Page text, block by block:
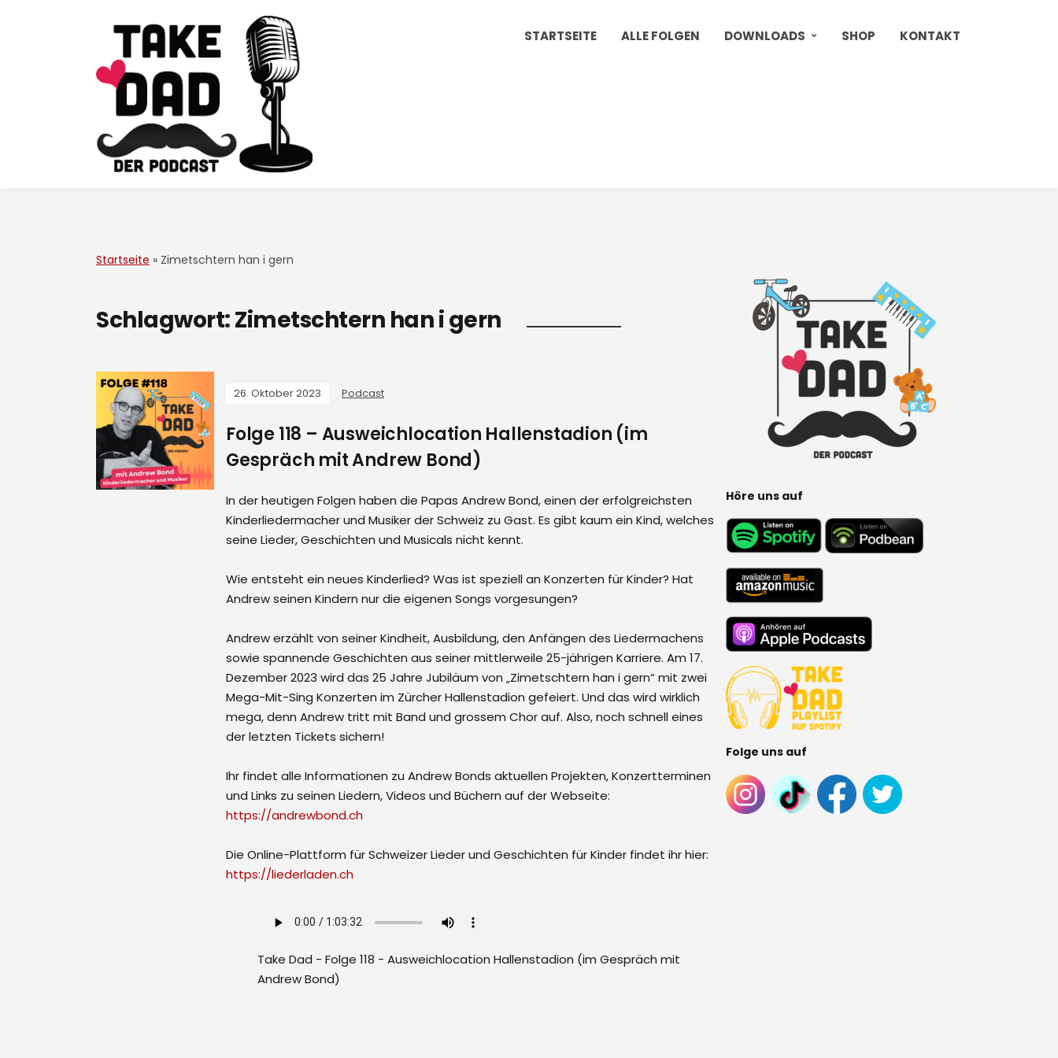
STARTSEITE ALLE FOLGEN DOWNLOADS SHOP KONTAKT
Startseite » Zimetschtern han i gern
Schlagwort:Zimetschtern han i gern
26. Oktober 2023 Podcast
Folge 118 – Ausweichlocation Hallenstadion (im
Gespräch mit Andrew Bond)
In der heutigen Folgen haben die Papas Andrew Bond, einen der erfolgreichsten
Kinderliedermacher und Musiker der Schweiz zu Gast. Es gibt kaum ein Kind, welches
seine Lieder, Geschichten und Musicals nicht kennt.
Wie entsteht ein neues Kinderlied? Was ist speziell an Konzerten für Kinder? Hat
Andrew seinen Kindern nur die eigenen Songs vorgesungen?
Andrew erzählt von seiner Kindheit, Ausbildung, den Anfängen des Liedermachens
sowie spannende Geschichten aus seiner mittlerweile 25-jährigen Karriere. Am 17.
Dezember 2023 wird das 25 Jahre Jubiläum von „Zimetschtern han i gern“ mit zwei
Mega-Mit-Sing Konzerten im Zürcher Hallenstadion gefeiert. Und das wird wirklich
mega, denn Andrew tritt mit Band und grossem Chor auf. Also, noch schnell eines
der letzten Tickets sichern!
Ihr findet alle Informationen zu Andrew Bonds aktuellen Projekten, Konzertterminen
und Links zu seinen Liedern, Videos und Büchern auf der Webseite:
https://andrewbond.ch
Die Online-Plattform für Schweizer Lieder und Geschichten für Kinder findet ihr hier:
https://liederladen.ch
Take Dad - Folge 118 - Ausweichlocation Hallenstadion (im Gespräch mit
Andrew Bond)
Höre uns auf
Folge uns auf